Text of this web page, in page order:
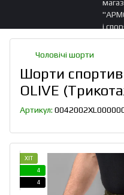
Чоловічі шорти
Шорти
OLIVE
Артикул:
ХІТ
4
4